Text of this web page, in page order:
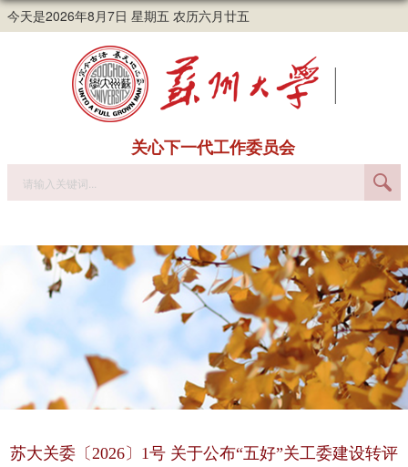
今天是2026年8月7日 星期五 农历六月廿五
关心下一代工作委员会
苏大关委〔2026〕1号 关于公布“五好”关工委建设转评